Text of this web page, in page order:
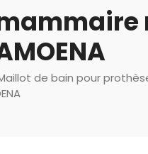
de bain pour